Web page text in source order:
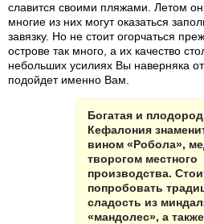
славится своими пляжами. Летом
многие из них могут оказаться
завязку. Но не стоит огорчаться
острове так много, а их качество
небольших усилиях Вы наверняка
подойдет именно Вам.
Богатая и
Кефалония
вином «Робола»,
творогом местного
производства.
попробовать
сладость из
«мандолес», а также